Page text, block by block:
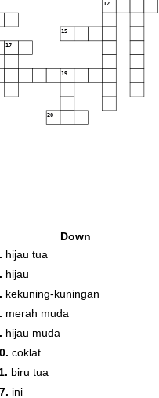
12
15
17
19
20
Down
hijau tua
hijau
kekuning-kuningan
merah muda
hijau muda
coklat
biru tua
ini